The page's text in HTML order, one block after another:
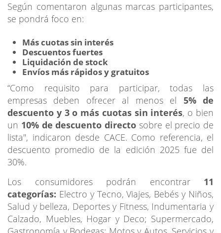
Según comentaron algunas marcas participantes,
se pondrá foco en:
Más cuotas sin interés
Descuentos fuertes
Liquidación de stock
Envíos más rápidos y gratuitos
“Como requisito para participar, todas las
empresas deben ofrecer al menos el 5% de
descuento y 3 o más cuotas sin interés, o bien
un 10% de descuento directo sobre el precio de
lista", indicaron desde CACE. Como referencia, el
descuento promedio de la edición 2025 fue del
30%.
Los consumidores podrán encontrar 11
categorías: Electro y Tecno, Viajes, Bebés y Niños,
Salud y belleza, Deportes y Fitness, Indumentaria y
Calzado, Muebles, Hogar y Deco; Supermercado,